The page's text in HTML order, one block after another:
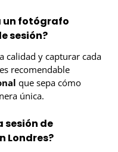
un fotógrafo
sesión?
calidad y capturar cada
recomendable
que sepa cómo
única.
sesión de
Londres?